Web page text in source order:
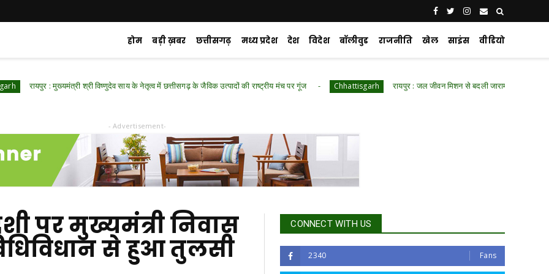
होम बड़ी ख़बर छत्तीसगढ़ मध्य प्रदेश देश विदेश बॉलीवुड राजनीति खेल साइंस वीडियो
: मुख्यमंत्री श्री विष्णुदेव साय के नेतृत्व में छत्तीसगढ़ के जैविक उत्पादों की राष्ट्रीय मंच पर गूंज Chhattisgarh रायपुर : जल जीवन मिशन से बदली जारामोंगिया की तस्वीर
- Advertisement-
पर मुख्यमंत्री निवास
से हुआ तुलसी
CONNECT WITH US
2340 Fans